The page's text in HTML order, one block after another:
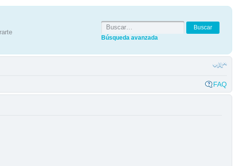
Búsqueda avanzada
FAQ